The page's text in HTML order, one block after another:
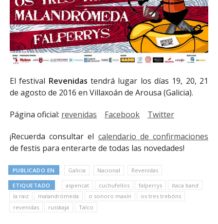
El festival Revenidastendrá lugar los días 19, 20, 21
de agosto de 2016 en Villaxoán de Arousa (Galicia).
Página oficial: revenidas Facebook Twitter
¡Recuerda consultar el calendario de confirmaciones
de festis para enterarte de todas las novedades!
PUBLICADO EN Galicia Nacional Revenidas
ETIQUETADO aspencat cuchufellos falperrys
itaca band
la raiz
malandrómeda o sonoro maxín
os tres trebóns
revenidas
russkaja Talco